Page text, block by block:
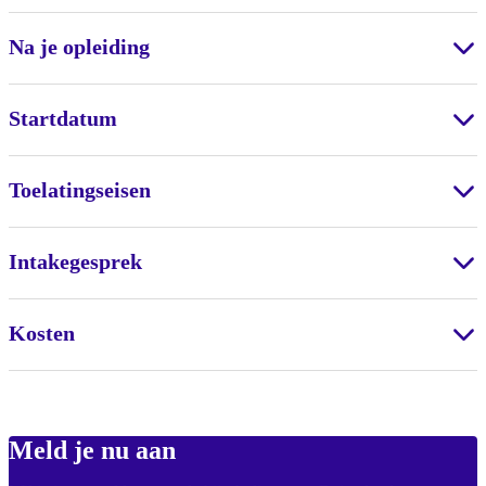
Na je opleiding
Startdatum
Toelatingseisen
Intakegesprek
Kosten
Meld je nu aan